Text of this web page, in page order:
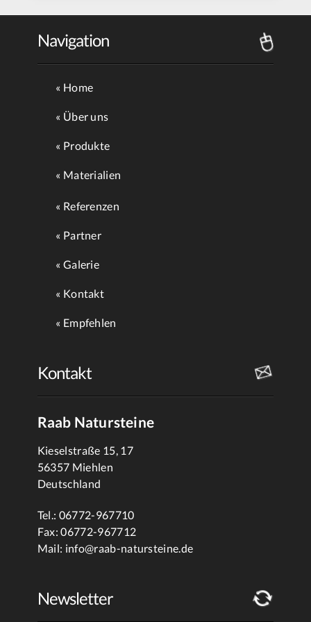
uns
Navigation
Home
Über uns
Produkte
Materialien
Referenzen
Partner
Galerie
Kontakt
Empfehlen
Kontakt
Raab Natursteine
Kieselstraße 15, 17
56357 Miehlen
Deutschland
Tel.: 06772-967710
Fax: 06772-967712
Mail: info@raab-natursteine.de
Newsletter